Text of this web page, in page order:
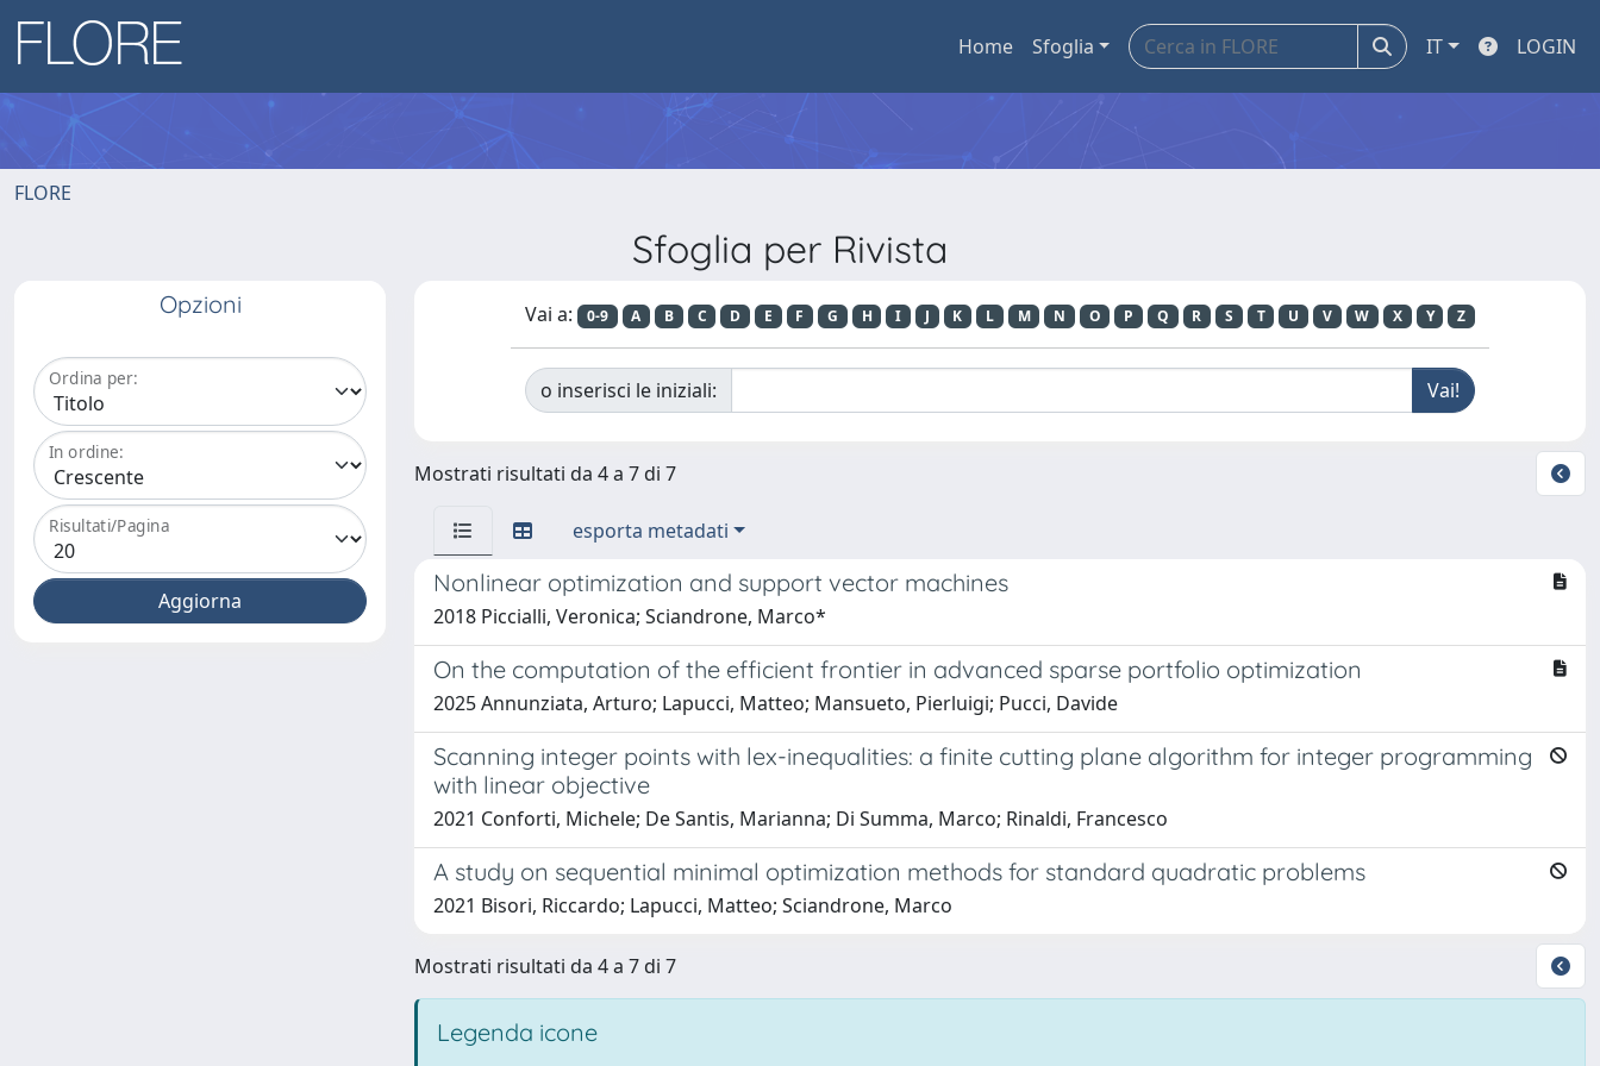
Home Sfoglia IT LOGIN
FLORE
Sfoglia per Rivista
Opzioni
Ordina per:
In ordine:
Risultati/Pagina
Vai a: 0-9 A B C D E F G H I J K L M N O P Q R S T U V W X Y Z
o inserisci le iniziali:
Mostrati risultati da 4 a 7 di 7
esporta metadati
Nonlinear optimization and support vector machines
2018 Piccialli, Veronica; Sciandrone, Marco*
On the computation of the efficient frontier in advanced sparse portfolio optimization
2025 Annunziata, Arturo; Lapucci, Matteo; Mansueto, Pierluigi; Pucci, Davide
Scanning integer points with lex-inequalities: a finite cutting plane algorithm for integer programming
with linear objective
2021 Conforti, Michele; De Santis, Marianna; Di Summa, Marco; Rinaldi, Francesco
A study on sequential minimal optimization methods for standard quadratic problems
2021 Bisori, Riccardo; Lapucci, Matteo; Sciandrone, Marco
Mostrati risultati da 4 a 7 di 7
Legenda icone